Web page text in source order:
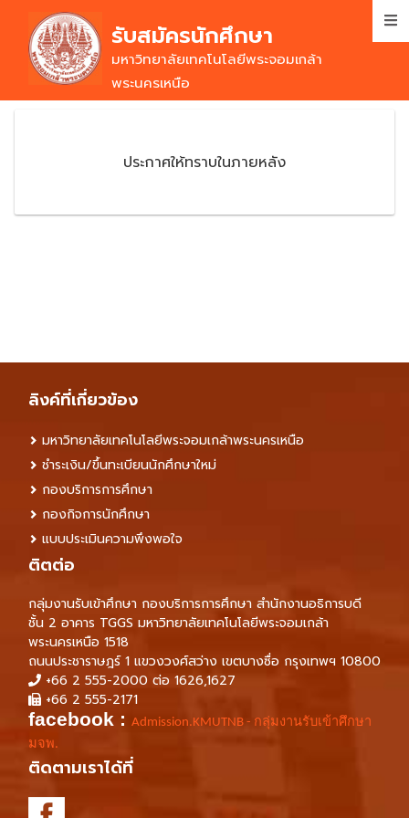
main
content
รับสมัครนักศึกษา
มหาวิทยาลัยเทคโนโลยีพระจอมเกล้า
พระนครเหนือ
ประกาศให้ทราบในภายหลัง
ลิงค์ที่เกี่ยวข้อง
มหาวิทยาลัยเทคโนโลยีพระจอมเกล้าพระนครเหนือ
ชำระเงิน/ขึ้นทะเบียนนักศึกษาใหม่
กองบริการการศึกษา
กองกิจการนักศึกษา
แบบประเมินความพึงพอใจ
ติตต่อ
กลุ่มงานรับเข้าศึกษา กองบริการการศึกษา สำนักงานอธิการบดี
ชั้น 2 อาคาร TGGS มหาวิทยาลัยเทคโนโลยีพระจอมเกล้า
พระนครเหนือ 1518
ถนนประชาราษฎร์ 1 แขวงวงศ์สว่าง เขตบางซื่อ กรุงเทพฯ 10800
+66 2 555-2000 ต่อ 1626,1627
+66 2 555-2171
facebook : Admission.KMUTNB - กลุ่มงานรับเข้าศึกษา
มจพ.
ติดตามเราได้ที่